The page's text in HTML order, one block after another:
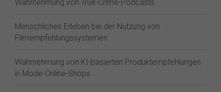
Wahrnehmung von True-Crime-Podcasts
Menschliches Erleben bei der Nutzung von
Filmempfehlungssystemen
Wahrnehmung von KI-basierten Produktempfehlungen
in Mode-Online-Shops